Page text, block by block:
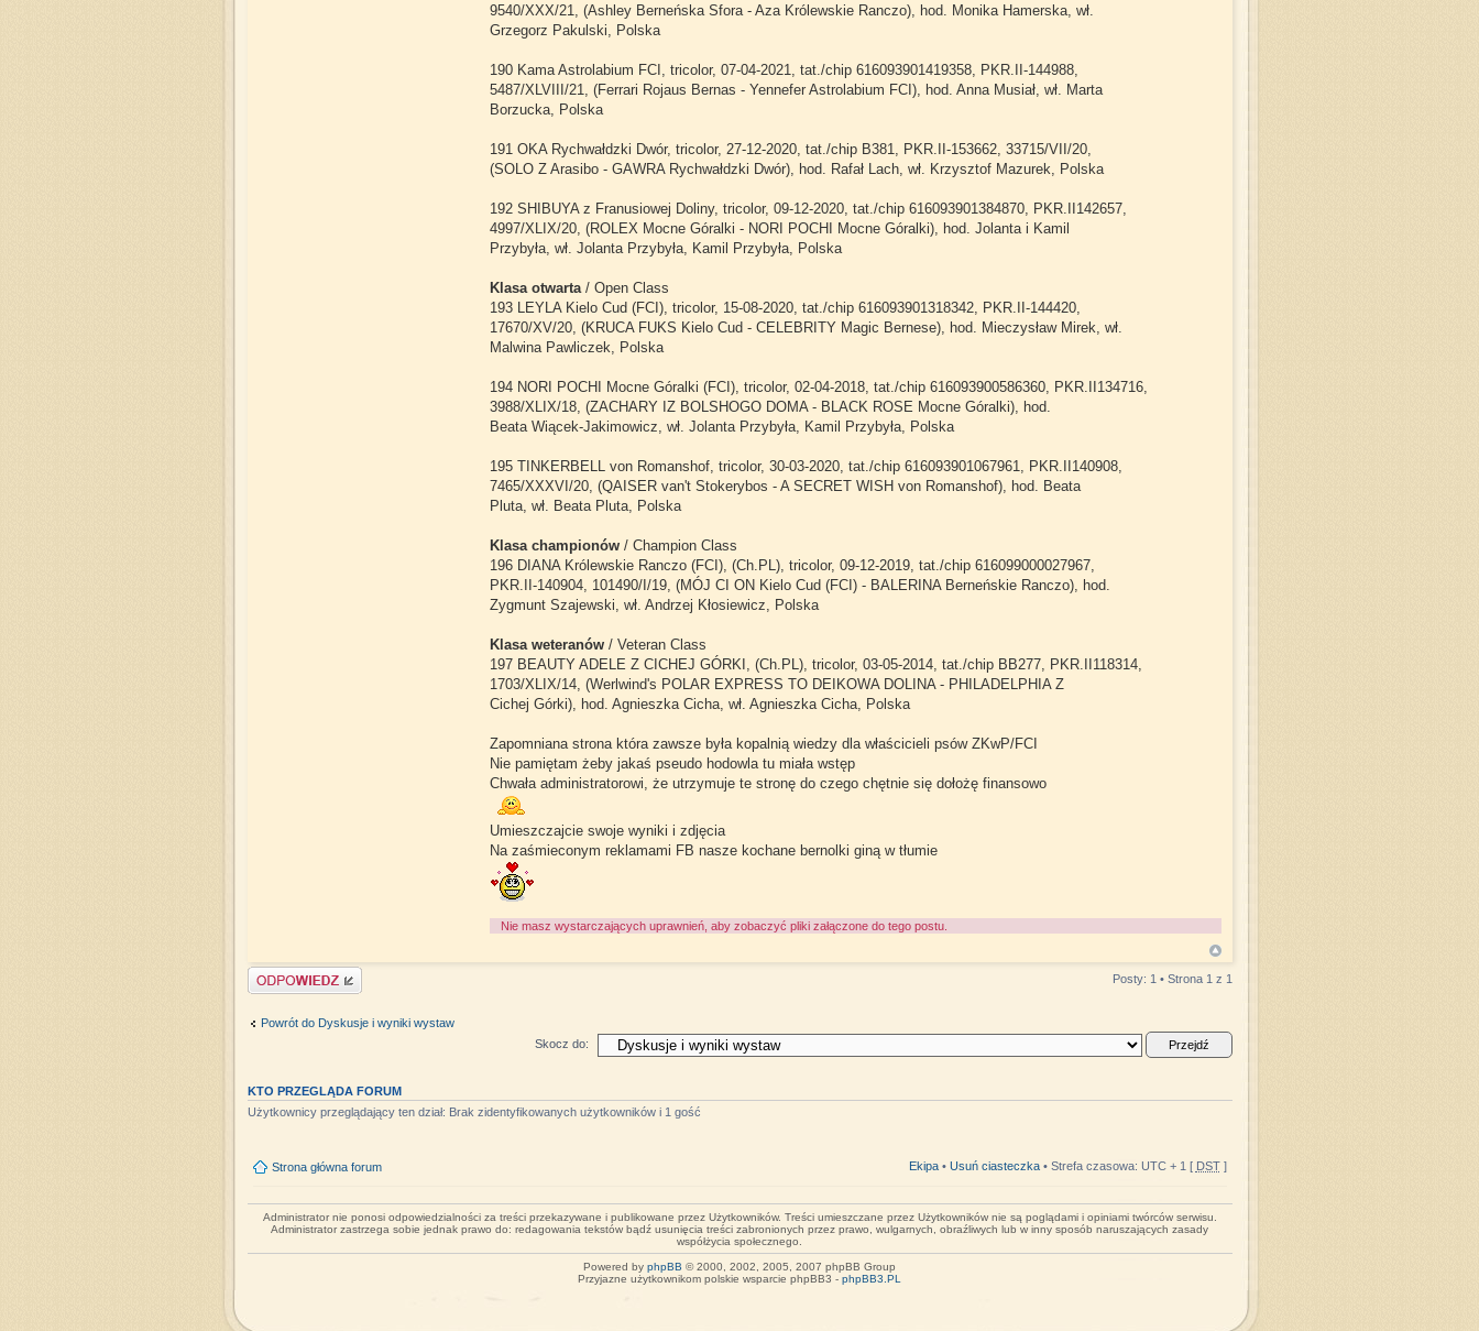
9540/XXX/21, (Ashley Berneńska Sfora - Aza Królewskie Ranczo), hod. Monika Hamerska, wł.
Grzegorz Pakulski, Polska
190 Kama Astrolabium FCI, tricolor, 07-04-2021, tat./chip 616093901419358, PKR.II-144988,
5487/XLVIII/21, (Ferrari Rojaus Bernas - Yennefer Astrolabium FCI), hod. Anna Musiał, wł. Marta
Borzucka, Polska
191 OKA Rychwałdzki Dwór, tricolor, 27-12-2020, tat./chip B381, PKR.II-153662, 33715/VII/20,
(SOLO Z Arasibo - GAWRA Rychwałdzki Dwór), hod. Rafał Lach, wł. Krzysztof Mazurek, Polska
192 SHIBUYA z Franusiowej Doliny, tricolor, 09-12-2020, tat./chip 616093901384870, PKR.II142657,
4997/XLIX/20, (ROLEX Mocne Góralki - NORI POCHI Mocne Góralki), hod. Jolanta i Kamil
Przybyła, wł. Jolanta Przybyła, Kamil Przybyła, Polska
Klasa otwarta/ Open Class
193 LEYLA Kielo Cud (FCI), tricolor, 15-08-2020, tat./chip 616093901318342, PKR.II-144420,
17670/XV/20, (KRUCA FUKS Kielo Cud - CELEBRITY Magic Bernese), hod. Mieczysław Mirek, wł.
Malwina Pawliczek, Polska
194 NORI POCHI Mocne Góralki (FCI), tricolor, 02-04-2018, tat./chip 616093900586360, PKR.II134716,
3988/XLIX/18, (ZACHARY IZ BOLSHOGO DOMA - BLACK ROSE Mocne Góralki), hod.
Beata Wiącek-Jakimowicz, wł. Jolanta Przybyła, Kamil Przybyła, Polska
195 TINKERBELL von Romanshof, tricolor, 30-03-2020, tat./chip 616093901067961, PKR.II140908,
7465/XXXVI/20, (QAISER van't Stokerybos - A SECRET WISH von Romanshof), hod. Beata
Pluta, wł. Beata Pluta, Polska
Klasa championów / Champion Class
196 DIANA Królewskie Ranczo (FCI), (Ch.PL), tricolor, 09-12-2019, tat./chip 616099000027967,
PKR.II-140904, 101490/I/19, (MÓJ CI ON Kielo Cud (FCI) - BALERINA Berneńskie Ranczo), hod.
Zygmunt Szajewski, wł. Andrzej Kłosiewicz, Polska
Klasa weteranów / Veteran Class
197 BEAUTY ADELE Z CICHEJ GÓRKI, (Ch.PL), tricolor, 03-05-2014, tat./chip BB277, PKR.II118314,
1703/XLIX/14, (Werlwind's POLAR EXPRESS TO DEIKOWA DOLINA - PHILADELPHIA Z
Cichej Górki), hod. Agnieszka Cicha, wł. Agnieszka Cicha, Polska
Zapomniana strona która zawsze była kopalnią wiedzy dla właścicieli psów ZKwP/FCI
Nie pamiętam żeby jakaś pseudo hodowla tu miała wstęp
Chwała administratorowi, że utrzymuje te stronę do czego chętnie się dołożę finansowo
Umieszczajcie swoje wyniki i zdjęcia
Na zaśmieconym reklamami FB nasze kochane bernolki giną w tłumie
Nie masz wystarczających uprawnień, aby zobaczyć pliki załączone do tego postu.
Napisz komentarz Posty: 1 • Strona 1 z 1
Powrót do Dyskusje i wyniki wystaw
Skocz do:
KTO PRZEGLĄDA FORUM
Użytkownicy przeglądający ten dział: Brak zidentyfikowanych użytkowników i 1 gość
Strona główna forum Ekipa• Usuń ciasteczka• Strefa czasowa: UTC + 1 [ DST]
Administrator nie ponosi odpowiedzialności za treści przekazywane i publikowane przez Użytkowników. Treści umieszczane przez Użytkowników nie są poglądami i opiniami twórców serwisu.
Administrator zastrzega sobie jednak prawo do: redagowania tekstów bądź usunięcia treści zabronionych przez prawo, wulgarnych, obraźliwych lub w inny sposób naruszających zasady
współżycia społecznego.
Powered by phpBB © 2000, 2002, 2005, 2007 phpBB Group
Przyjazne użytkownikom polskie wsparcie phpBB3 - phpBB3.PL